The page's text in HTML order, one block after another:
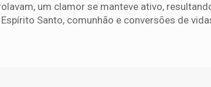
um clamor se manteve ativo,
Santo, comunhão e conversões de